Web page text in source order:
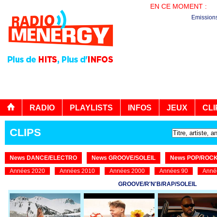
EN CE MOMENT :
RADIO PLAYLISTS INFOS JEUX
CLIPS
News DANCE/ELECTRO News GROOVE/SOLEIL
News POP/
Années 2020
Années 2010 Années 2000 Années 90
GROOVE/R'N'B/RAP/SOLEIL